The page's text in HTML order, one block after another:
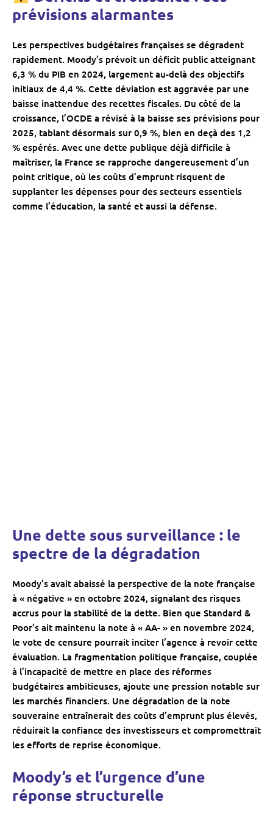
prévisions alarmantes
Les perspectives budgétaires françaises se dégradent
rapidement. Moody’s prévoit un déficit public atteignant
6,3 % du PIB en 2024, largement au-delà des objectifs
initiaux de 4,4 %. Cette déviation est aggravée par une
baisse inattendue des recettes fiscales. Du côté de la
croissance, l’OCDE a révisé à la baisse ses prévisions pour
2025, tablant désormais sur 0,9 %, bien en deçà des 1,2
% espérés. Avec une dette publique déjà difficile à
maîtriser, la France se rapproche dangereusement d’un
point critique, où les coûts d’emprunt risquent de
supplanter les dépenses pour des secteurs essentiels
comme l’éducation, la santé et aussi la défense.
Une dette sous surveillance : le
spectre de la dégradation
Moody’s avait abaissé la perspective de la note française
à « négative » en octobre 2024, signalant des risques
accrus pour la stabilité de la dette. Bien que Standard &
Poor’s ait maintenu la note à « AA- » en novembre 2024,
le vote de censure pourrait inciter l’agence à revoir cette
évaluation. La fragmentation politique française, couplée
à l’incapacité de mettre en place des réformes
budgétaires ambitieuses, ajoute une pression notable sur
les marchés financiers. Une dégradation de la note
souveraine entraînerait des coûts d’emprunt plus élevés,
réduirait la confiance des investisseurs et compromettrait
les efforts de reprise économique.
Moody’s et l’urgence d’une
réponse structurelle